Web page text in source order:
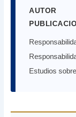
AUTOR
Estudios